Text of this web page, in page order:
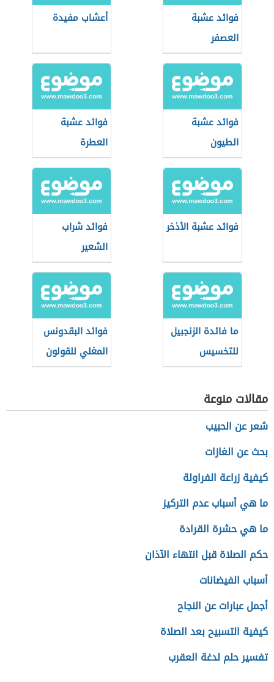
فوائد عشبة
العصفر
أعشاب مفيدة
فوائد عشبة
الطيون
فوائد عشبة
العطرة
فوائد عشبة الأذخر
فوائد شراب
الشعير
ما فائدة الزنجبيل
للتخسيس
فوائد البقدونس
المغلي للقولون
مقالات منوعة
شعر عن الحبيب
بحث عن الغازات
كيفية زراعة الفراولة
ما هي أسباب عدم التركيز
ما هي حشرة القرادة
حكم الصلاة قبل انتهاء الآذان
أسباب الفيضانات
أجمل عبارات عن النجاح
كيفية التسبيح بعد الصلاة
تفسير حلم لدغة العقرب